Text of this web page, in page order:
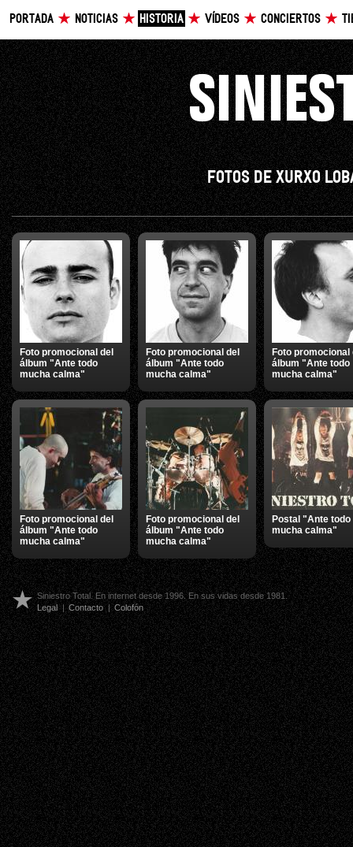
PORTADA NOTICIAS HISTORIA VÍDEOS CONCIERTOS
FOTOS DE XURXO
Foto promocional del
álbum "Ante todo
mucha calma"
Foto promocional del
álbum "Ante todo
mucha calma"
Foto promocional
álbum "Ante todo
mucha calma"
Foto promocional del
álbum "Ante todo
mucha calma"
Foto promocional del
álbum "Ante todo
mucha calma"
Postal "Ante todo
mucha calma"
Siniestro Total. En internet desde 1996. En sus vidas desde 1981.
Legal | Contacto | Colofón